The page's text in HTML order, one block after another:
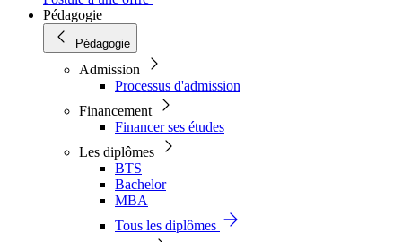
Pédagogie
Pédagogie
Admission
Processus d'admission
Financement
Financer ses études
Les diplômes
BTS
Bachelor
MBA
Tous les diplômes